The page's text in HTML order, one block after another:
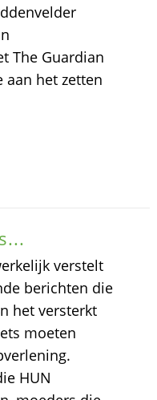
The Guardian
aan het zetten
verstelt
berichten die
het versterkt
moeten
HUN